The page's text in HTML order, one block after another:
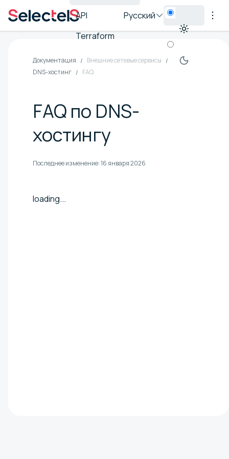
API
Terraform
Русский
Документация
Внешние сетевые сервисы
DNS-хостинг
FAQ
FAQ по DNS-
хостингу
Последнее изменение:16 января 2026
loading...